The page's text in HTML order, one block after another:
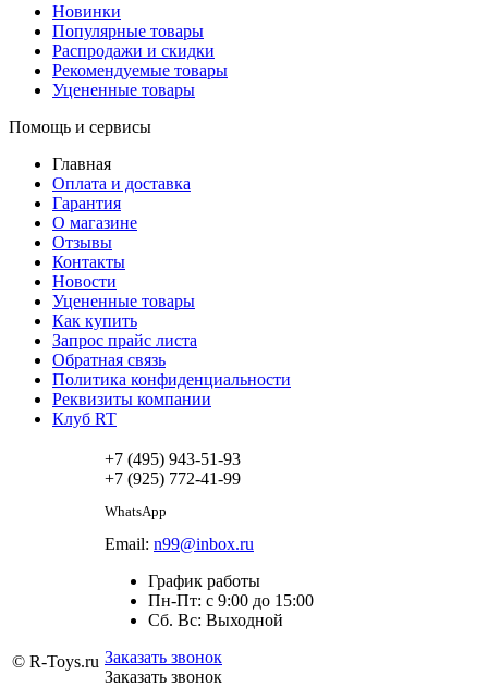
Новинки
Популярные товары
Распродажи и скидки
Рекомендуемые товары
Уцененные товары
Помощь и сервисы
Главная
Оплата и доставка
Гарантия
О магазине
Отзывы
Контакты
Новости
Уцененные товары
Как купить
Запрос прайс листа
Обратная связь
Политика конфиденциальности
Реквизиты компании
Клуб RT
© R-Toys.ru
+7 (495) 943-51-93
+7 (925) 772-41-99
WhatsApp
Email: n99@inbox.ru
График работы
Пн-Пт: с 9:00 до 15:00
Сб. Вс: Выходной
Заказать звонок
Заказать звонок